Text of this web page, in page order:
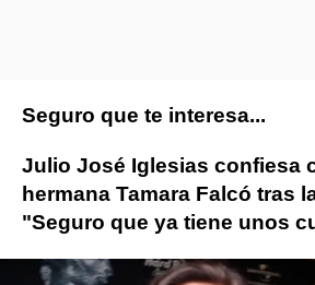
Seguro que te interesa...
Julio José Iglesias confiesa
hermana Tamara Falcó tras
"Seguro que ya tiene unos